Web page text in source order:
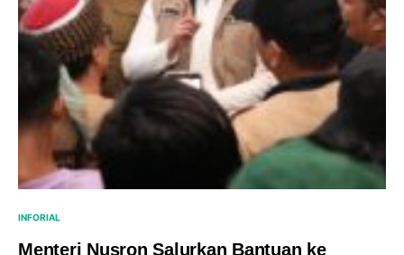
INFORIAL
Menteri Nusron Salurkan Bantuan ke